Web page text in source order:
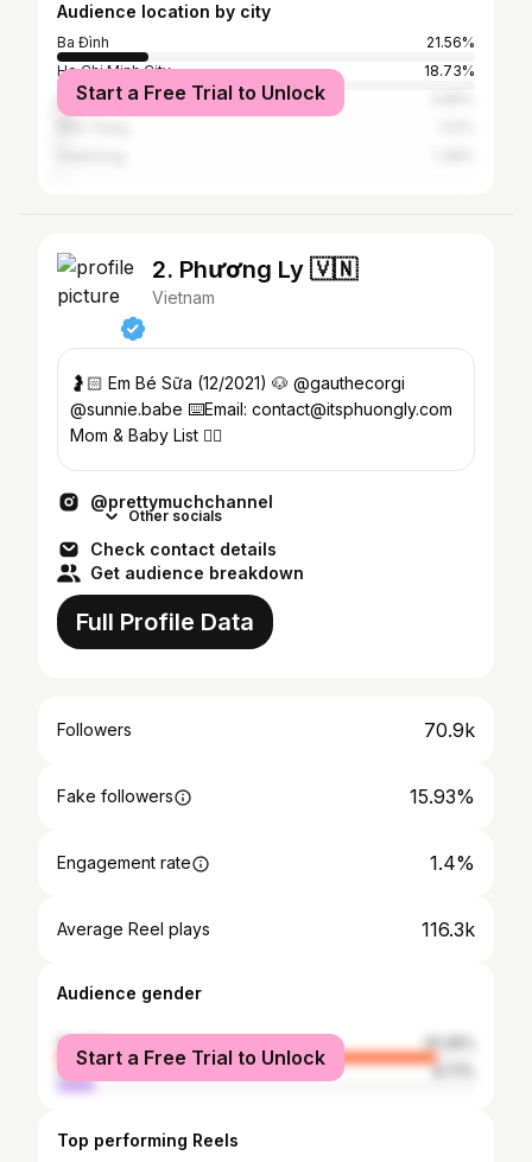
Audience location by city
Ba Đình
21.56%
Ho Chi Minh City
18.73%
Đà Nẵng
Start a Free Trial to Unlock
2. Phương Ly 🇻🇳
Vietnam
🤰🏻 Em Bé Sữa (12/2021) 🐶 @gauthecorgi
@sunnie.babe ⌨️Email: contact@itsphuongly.com
Mom & Baby List 👇🏻
@prettymuchchannel
Other socials
Check contact details
Get audience breakdown
Full Profile Data
Followers 70.9k
Fake followers 15.93%
Engagement rate 1.4%
Average Reel plays 116.3k
Audience gender
female
91.29%
male
8.71%
Start a Free Trial to Unlock
Top performing Reels